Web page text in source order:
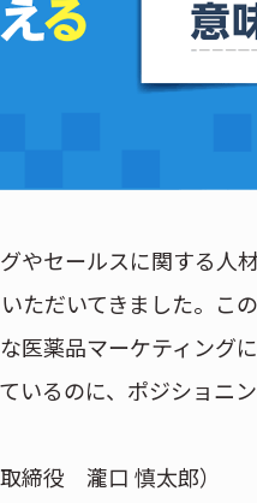
やセールスに関する人
ただいてきました。こ
医薬品マーケティング
いるのに、ポジショニ
締役 瀧口 慎太郎）